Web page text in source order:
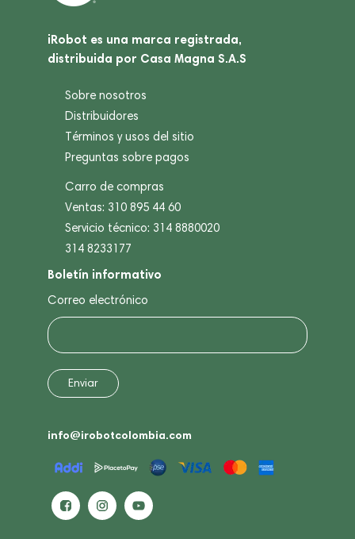
iRobot es una marca registrada,
distribuida por Casa Magna S.A.S
Sobre nosotros
Distribuidores
Términos y usos del sitio
Preguntas sobre pagos
Carro de compras
Ventas: 310 895 44 60
Servicio técnico: 314 8880020
314 8233177
Boletín informativo
Correo electrónico
info@irobotcolombia.com